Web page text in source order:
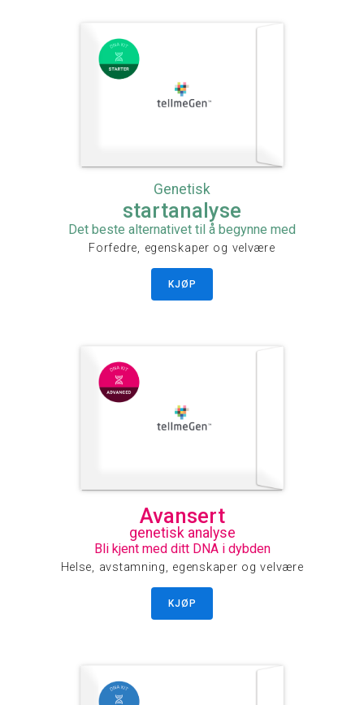
Genetisk
startanalyse
Det beste alternativet til å begynne med
Forfedre, egenskaper og velvære
KJØP
Avansert
genetisk analyse
Bli kjent med ditt DNA i dybden
Helse, avstamning, egenskaper og velvære
KJØP